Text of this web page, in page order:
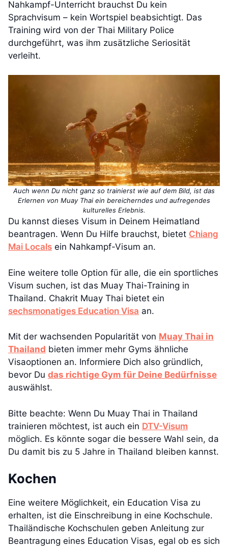
Nahkampf-Unterricht brauchst Du kein
Sprachvisum – kein Wortspiel beabsichtigt. Das
Training wird von der Thai Military Police
durchgeführt, was ihm zusätzliche Seriosität
verleiht.
Auch wenn Du nicht ganz so trainierst wie auf dem Bild, ist das
Erlernen von Muay Thai ein bereicherndes und aufregendes
kulturelles Erlebnis.
Du kannst dieses Visum in Deinem Heimatland
beantragen. Wenn Du Hilfe brauchst, bietet Chiang
Mai Locals ein Nahkampf-Visum an.
Eine weitere tolle Option für alle, die ein sportliches
Visum suchen, ist das Muay Thai-Training in
Thailand. Chakrit Muay Thai bietet ein
sechsmonatiges Education Visa an.
Mit der wachsenden Popularität von Muay Thai in
Thailand bieten immer mehr Gyms ähnliche
Visaoptionen an. Informiere Dich also gründlich,
bevor Du das richtige Gym für Deine Bedürfnisse
auswählst.
Bitte beachte: Wenn Du Muay Thai in Thailand
trainieren möchtest, ist auch ein DTV-Visum
möglich. Es könnte sogar die bessere Wahl sein, da
Du damit bis zu 5 Jahre in Thailand bleiben kannst.
Kochen
Eine weitere Möglichkeit, ein Education Visa zu
erhalten, ist die Einschreibung in eine Kochschule.
Thailändische Kochschulen geben Anleitung zur
Beantragung eines Education Visas, egal ob es sich